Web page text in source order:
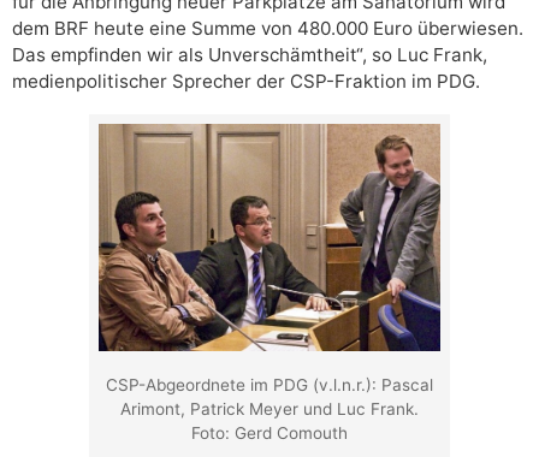
dem BRF heute eine Summe von 480.000 Euro überwiesen.
Das empfinden wir als Unverschämtheit“, so Luc Frank,
medienpolitischer Sprecher der CSP-Fraktion im PDG.
CSP-Abgeordnete im PDG (v.l.n.r.): Pascal
Arimont, Patrick Meyer und Luc Frank.
Foto: Gerd Comouth